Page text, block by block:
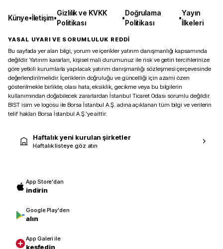
Künye•İletişim•
Gizlilik ve KVKK
Politikası
•
Doğrulama
Politikası
•
Yayın
İlkeleri
YASAL UYARI VE SORUMLULUK REDDİ
Bu sayfada yer alan bilgi, yorum ve içerikler yatırım danışmanlığı kapsamında
değildir. Yatırım kararları, kişisel mali durumunuz ile risk ve getiri tercihlerinize
göre yetkili kurumlarla yapılacak yatırım danışmanlığı sözleşmesi çerçevesinde
değerlendirilmelidir. İçeriklerin doğruluğu ve güncelliği için azami özen
gösterilmekle birlikte, olası hata, eksiklik, gecikme veya bu bilgilerin
kullanımından doğabilecek zararlardan İstanbul Ticaret Odası sorumlu değildir.
BIST isim ve logosu ile Borsa İstanbul A.Ş. adına açıklanan tüm bilgi ve verilerin
telif hakları Borsa İstanbul A.Ş.’ye aittir.
Haftalık yeni kurulan şirketler
Haftalık listeye göz atın
App Store'dan
indirin
Google Play'den
alın
App Galeri ile
keşfedin